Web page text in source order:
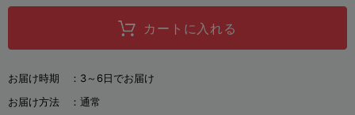
カートに入れる
お届け時期 ： 3～6日でお届け
お届け方法 ： 通常